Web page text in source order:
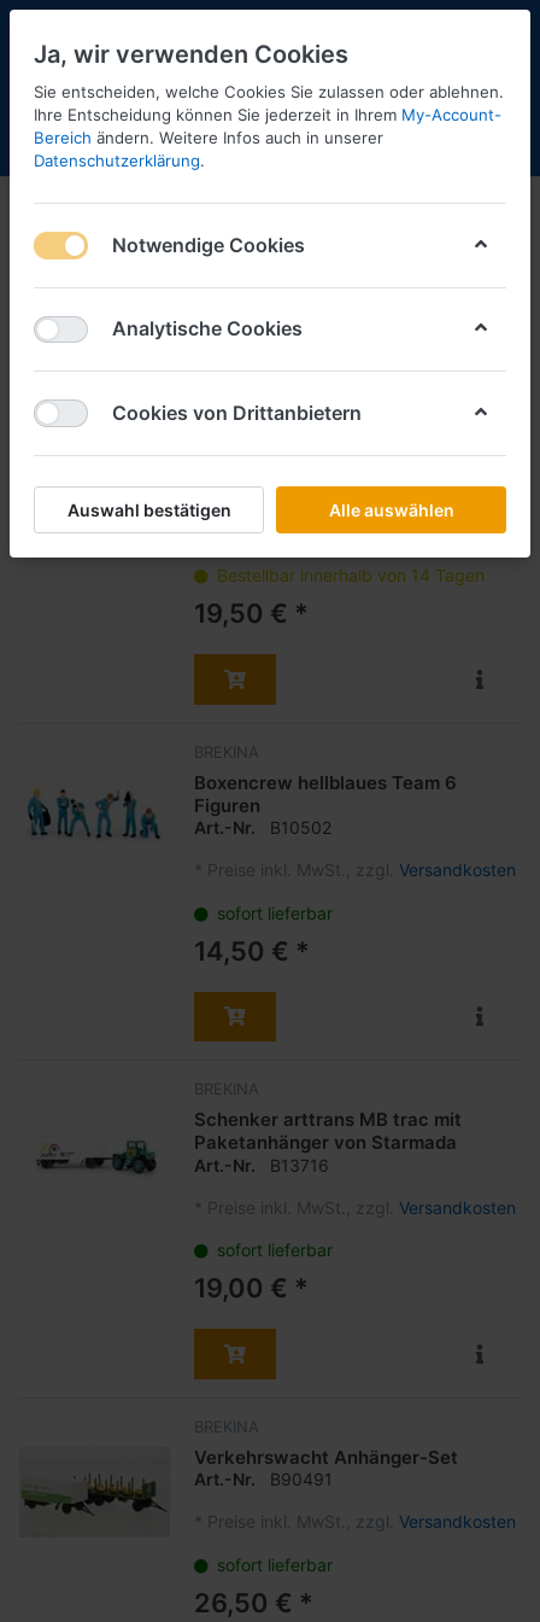
Menü Anmelden Shopaktualisierung
Sonstiges
1-4 von
Filtern Sortieren
BREKINA
Art.-Nr. B10500
* Preise inkl. MwSt., zzgl.Versandkosten
Bestellbar innerhalb von 14 Tagen
19,50 € *
BREKINA
Boxencrew hellblaues Team 6
Figuren
Art.-Nr. B10502
* Preise inkl. MwSt., zzgl. Versandkosten
sofort lieferbar
14,50 € *
BREKINA
Schenker arttrans MB trac mit
Paketanhänger von Starmada
Art.-Nr. B13716
* Preise inkl. MwSt., zzgl. Versandkosten
sofort lieferbar
19,00 € *
BREKINA
Verkehrswacht Anhänger-Set
Art.-Nr. B90491
* Preise inkl. MwSt., zzgl. Versandkosten
sofort lieferbar
26,50 € *
Ja, wir verwenden Cookies
Sie entscheiden, welche Cookies Sie zulassen oder ablehnen.
Ihre Entscheidung können Sie jederzeit in Ihrem My-Account-
Bereich ändern. Weitere Infos auch in unserer
Datenschutzerklärung.
Notwendige Cookies
Analytische Cookies
Cookies von Drittanbietern
Auswahl bestätigen Alle auswählen